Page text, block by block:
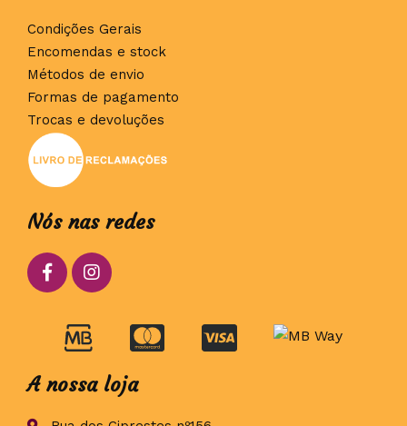
Condições Gerais
Encomendas e stock
Métodos de envio
Formas de pagamento
Trocas e devoluções
Nós nas redes
A nossa loja